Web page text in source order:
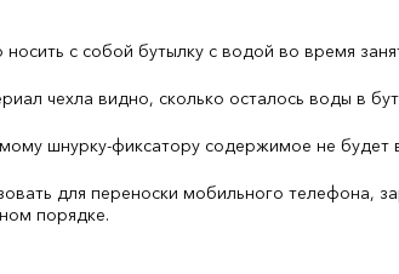
с собой бутылку с водой во время
чехла видно, сколько осталось воды в
шнурку-фиксатору содержимое не будет
для переноски мобильного телефона,
порядке.